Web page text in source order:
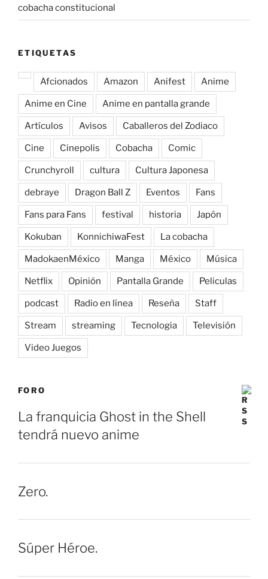
cobacha constitucional
ETIQUETAS
Afcionados Amazon Anifest Anime
Anime en Cine Anime en pantalla grande
Artículos Avisos Caballeros del Zodiaco
Cine Cinepolis Cobacha Comic
Crunchyroll cultura Cultura Japonesa
debraye Dragon Ball Z Eventos Fans
Fans para Fans festival historia Japón
Kokuban KonnichiwaFest La cobacha
MadokaenMéxico Manga México Música
Netflix Opinión Pantalla Grande Peliculas
podcast Radio en línea Reseña Staff
Stream streaming Tecnologia Televisión
Video Juegos
FORO
La franquicia Ghost in the Shell
tendrá nuevo anime
Zero.
Súper Héroe.